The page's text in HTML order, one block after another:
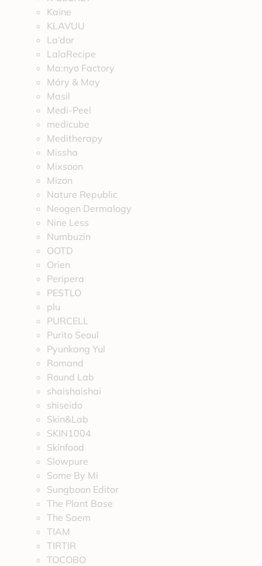
Kaine
KLAVUU
La’dor
LalaRecipe
Ma:nyo Factory
Máry & May
Masil
Medi-Peel
medicube
Meditherapy
Missha
Mixsoon
Mizon
Nature Republic
Neogen Dermalogy
Nine Less
Numbuzin
OOTD
Orien
Peripera
PESTLO
plu
PURCELL
Purito Seoul
Pyunkang Yul
Romand
Round Lab
shaishaishai
shiseido
Skin&Lab
SKIN1004
Skinfood
Slowpure
Some By Mi
Sungboon Editor
The Plant Base
The Saem
TIAM
TIRTIR
TOCOBO